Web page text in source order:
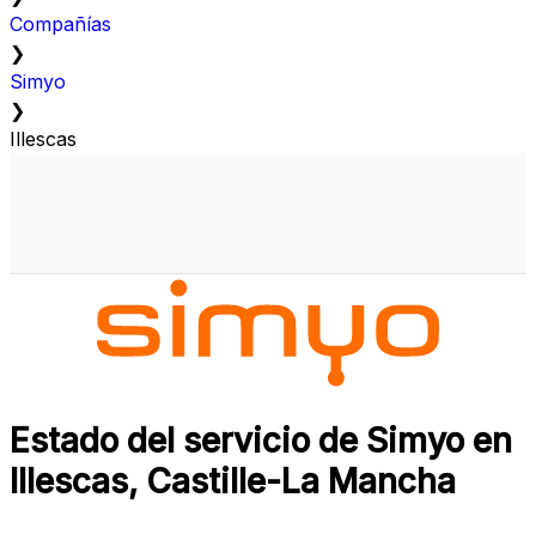
Compañías
❯
Simyo
❯
Illescas
Estado del servicio de Simyo en
Illescas, Castille-La Mancha